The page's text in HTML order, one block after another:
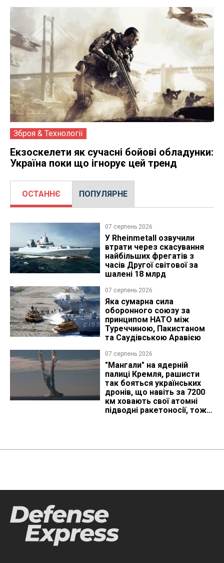
Зброя & Технології
Екзоскелети як сучасні бойові обладунки:
Україна поки що ігнорує цей тренд
ОСТАННЄ ПОПУЛЯРНЕ
07 серпень 2026
У Rheinmetall озвучили
втрати через скасування
найбільших фрегатів з
часів Другої світової за
шалені 18 млрд
07 серпень 2026
Яка сумарна сила
оборонного союзу за
принципом НАТО між
Туреччиною, Пакистаном
та Саудівською Аравією
07 серпень 2026
"Мангали" на ядерній
палиці Кремля, рашисти
так бояться українських
дронів, що навіть за 7200
км ховають свої атомні
підводні ракетоносії, тож